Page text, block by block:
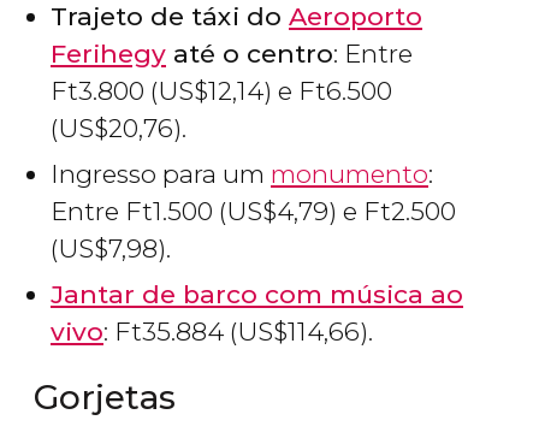
Trajeto de táxi do Aeroporto
Ferihegy até o centro: Entre
Ft3.800 (US$12,14) e Ft6.500
(US$20,76).
Ingresso para um monumento:
Entre Ft1.500 (US$4,79) e Ft2.500
(US$7,98).
Jantar de barco com música ao
vivo: Ft35.884 (US$114,66).
Gorjetas